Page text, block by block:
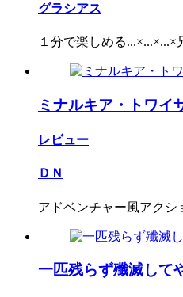
グラシアス
１分で楽しめる...×...×...×
ミナルキア・トワイ
レビュー
ＤＮ
アドベンチャー風アクシ
一匹残らず殲滅して